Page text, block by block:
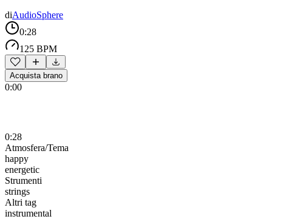
diAudioSphere
0:28
125 BPM
Acquista brano
0:00
0:28
Atmosfera/Tema
happy
energetic
Strumenti
strings
Altri tag
instrumental